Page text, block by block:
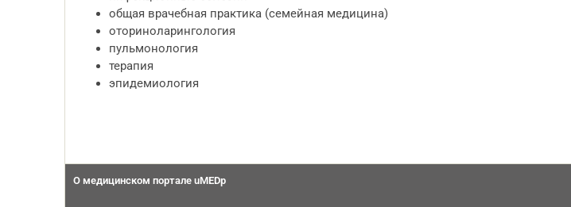
общая врачебная практика (семейная медицина)
оториноларингология
пульмонология
терапия
эпидемиология
О медицинском портале uMEDp